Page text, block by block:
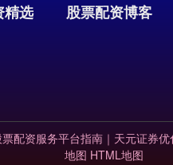
精选 股票配资博客
票配资服务平台指南｜天元证券
地图 HTML地图